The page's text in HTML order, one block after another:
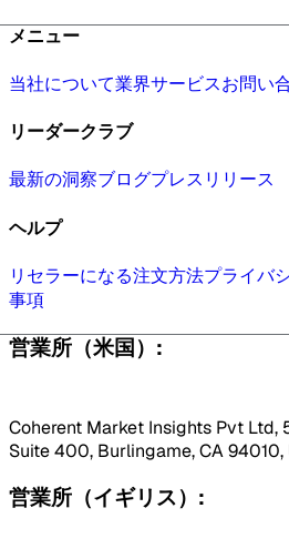
メニュー
当社について業界サービスお問い
リーダークラブ
最新の洞察ブログプレスリリース
ヘルプ
リセラーになる注文方法プライバ
事項
営業所（米国）:
Coherent Market Insights Pvt Ltd,
Suite 400, Burlingame, CA
営業所（イギリス）: